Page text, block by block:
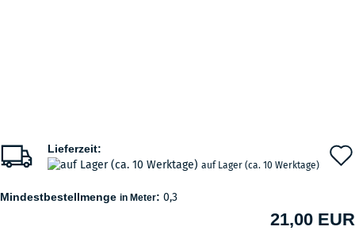
Lieferzeit:
auf Lager (ca. 10 Werktage)
Mindestbestellmenge in Meter: 0,3
21,00 EUR